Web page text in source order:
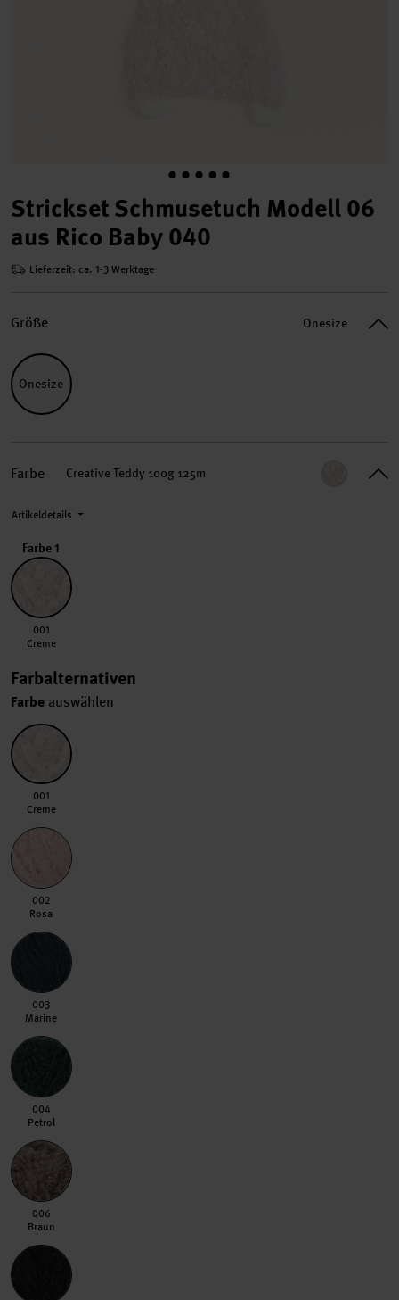
Strickset Schmusetuch Modell 06
aus Rico Baby 040
Lieferzeit: ca. 1-3 Werktage
Größe Onesize
Onesize
Farbe Creative Teddy 100g 125m
Artikeldetails
Farbe 1
001 Creme
001
Creme
Farbalternativen
Farbe auswählen
001 Creme
001
Creme
002 Rosa
002
Rosa
003 Marine
003
Marine
004 Petrol
004
Petrol
006 Braun
006
Braun